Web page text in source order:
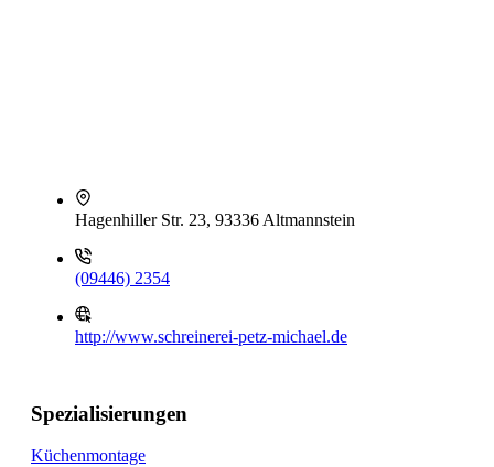
Hagenhiller Str. 23, 93336 Altmannstein
(09446) 2354
http://www.schreinerei-petz-michael.de
Spezialisierungen
Küchenmontage